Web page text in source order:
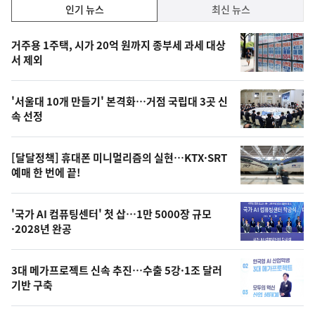
기,
최
신,
오
늘
의
영
상
오
늘
사
진
인기 뉴스 최신 뉴스
기
뉴
스
거주용 1주택, 시가 20억 원까지 종부세 과세 대상
서 제외
'서울대 10개 만들기' 본격화…거점 국립대 3곳 신
속 선정
[달달정책] 휴대폰 미니멀리즘의 실현…KTX·SRT
예매 한 번에 끝!
'국가 AI 컴퓨팅센터' 첫 삽…1만 5000장 규모
·2028년 완공
3대 메가프로젝트 신속 추진…수출 5강·1조 달러
기반 구축